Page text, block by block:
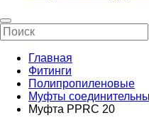
Главная
Фитинги
Полипропиленовые
Муфты
Муфта PPRC 20